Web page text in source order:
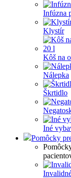
Infúzna
Klystír
Kôš na
Nálepka
Škrtidlo
Iné
Pomôcky